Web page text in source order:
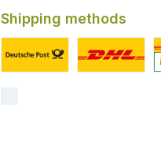
Shipping methods